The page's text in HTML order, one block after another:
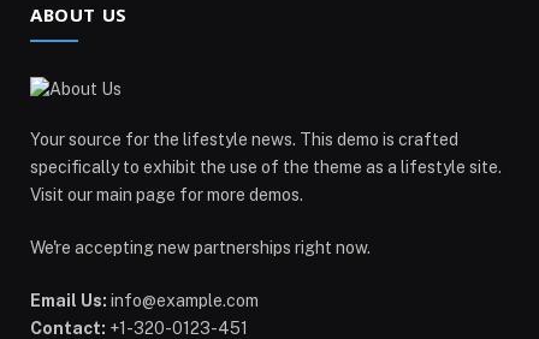
ABOUT US
Your source for the lifestyle news. This demo is crafted
specifically to exhibit the use of the theme as a lifestyle site.
Visit our main page for more demos.
We're accepting new partnerships right now.
Email Us: info@example.com
Contact: +1-320-0123-451